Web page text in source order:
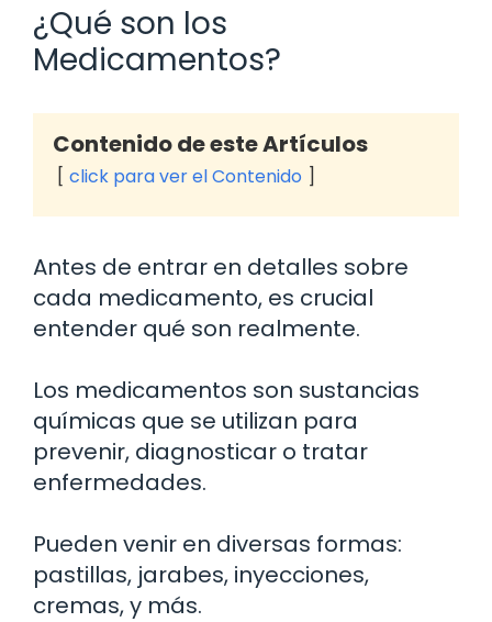
¿Qué son los
Medicamentos?
Contenido de este Artículos
click para ver el Contenido
Antes de entrar en detalles sobre
cada medicamento, es crucial
entender qué son realmente.
Los medicamentos son sustancias
químicas que se utilizan para
prevenir, diagnosticar o tratar
enfermedades.
Pueden venir en diversas formas:
pastillas, jarabes, inyecciones,
cremas, y más.